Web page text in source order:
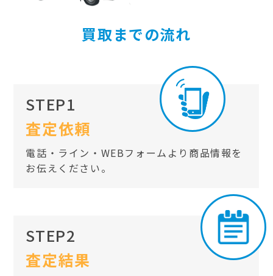
買取までの流れ
STEP1
査定依頼
電話・ライン・WEBフォームより商品情報を
お伝えください。
STEP2
査定結果